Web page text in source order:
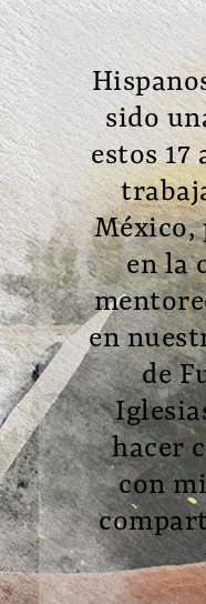
sido
estos 17
en la
en
de
hacer
con